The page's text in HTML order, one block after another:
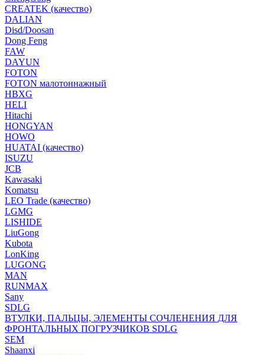
CREATEK (качество)
DALIAN
Disd/Doosan
Dong Feng
FAW
DAYUN
FOTON
FOTON малотоннажный
HBXG
HELI
Hitachi
HONGYAN
HOWO
HUATAI (качество)
ISUZU
JCB
Kawasaki
Komatsu
LEO Trade (качество)
LGMG
LISHIDE
LiuGong
Kubota
LonKing
LUGONG
MAN
RUNMAX
Sany
SDLG
ВТУЛКИ, ПАЛЬЦЫ, ЭЛЕМЕНТЫ СОЧЛЕНЕНИЯ ДЛЯ
ФРОНТАЛЬНЫХ ПОГРУЗЧИКОВ SDLG
SEM
Shaanxi